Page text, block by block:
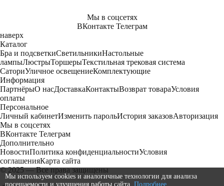
Мы в соцсетях
ВКонтакте Телеграм
наверх
Каталог
Бра и подсветкиСветильникиНастольные
лампыЛюстрыТоршерыТекстильная трековая система
СаториУличное освещениеКомплектующие
Информация
ПартнёрыО насДоставкаКонтактыВозврат товараУсловия
оплаты
Персональное
Личный кабинетИзменить парольИстория заказовАвторизация
Мы в соцсетях
ВКонтакте Телеграм
Дополнительно
НовостиПолитика конфиденциальностиУсловия
соглашенияКарта сайта
© 2025 — Все права защищены
Мы используем cookies и аналогичные технологии для анализа
посещаемости и улучшения работы сайта. Подробнее